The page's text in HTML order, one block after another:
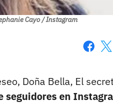
Cayo / Instagram
Doña Bella, El
seguidores en